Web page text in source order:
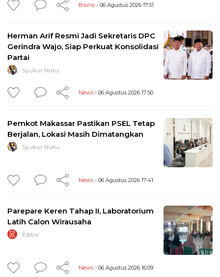
Bisnis - 06 Agustus 2026 17:51
Herman Arif Resmi Jadi Sekretaris DPC
Gerindra Wajo, Siap Perkuat Konsolidasi
Partai
Syukur Nutu
News - 06 Agustus 2026 17:50
Pemkot Makassar Pastikan PSEL Tetap
Berjalan, Lokasi Masih Dimatangkan
Syukur Nutu
News - 06 Agustus 2026 17:41
Parepare Keren Tahap II, Laboratorium
Latih Calon Wirausaha
Editor
News - 06 Agustus 2026 16:09